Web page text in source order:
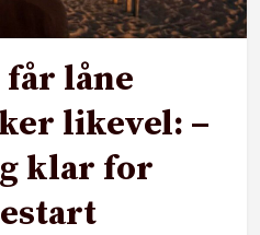
får låne
likevel: –
klar for